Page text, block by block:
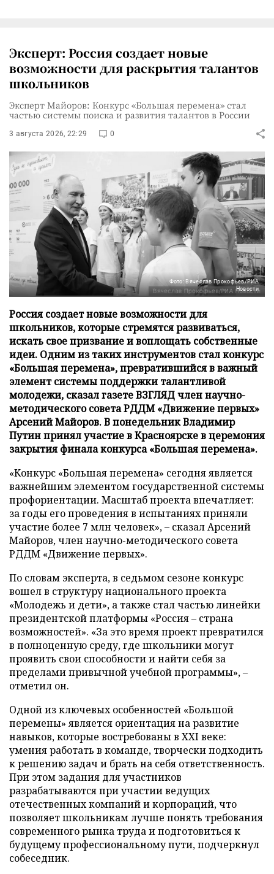
Эксперт: Россия создает новые
возможности для раскрытия талантов
школьников
Эксперт Майоров: Конкурс «Большая перемена» стал
частью системы поиска и развития талантов в России
3 августа 2026, 22:29 0
Фото: Вячеслав Прокофьев/РИА
Новости
Россия создает новые возможности для
школьников, которые стремятся развиваться,
искать свое призвание и воплощать собственные
идеи. Одним из таких инструментов стал конкурс
«Большая перемена», превратившийся в важный
элемент системы поддержки талантливой
молодежи, сказал газете ВЗГЛЯД член научно-
методического совета РДДМ «Движение первых»
Арсений Майоров. В понедельник Владимир
Путин принял участие в Красноярске в церемония
закрытия финала конкурса «Большая перемена».
«Конкурс «Большая перемена» сегодня является
важнейшим элементом государственной системы
профориентации. Масштаб проекта впечатляет:
за годы его проведения в испытаниях приняли
участие более 7 млн человек», – сказал Арсений
Майоров, член научно-методического совета
РДДМ «Движение первых».
По словам эксперта, в седьмом сезоне конкурс
вошел в структуру национального проекта
«Молодежь и дети», а также стал частью линейки
президентской платформы «Россия – страна
возможностей». «За это время проект превратился
в полноценную среду, где школьники могут
проявить свои способности и найти себя за
пределами привычной учебной программы», –
отметил он.
Одной из ключевых особенностей «Большой
перемены» является ориентация на развитие
навыков, которые востребованы в XXI веке:
умения работать в команде, творчески подходить
к решению задач и брать на себя ответственность.
При этом задания для участников
разрабатываются при участии ведущих
отечественных компаний и корпораций, что
позволяет школьникам лучше понять требования
современного рынка труда и подготовиться к
будущему профессиональному пути, подчеркнул
собеседник.